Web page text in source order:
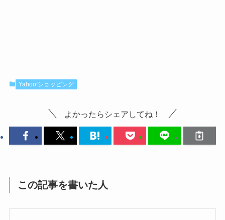
Yahoo!ショッピング
よかったらシェアしてね！
この記事を書いた人